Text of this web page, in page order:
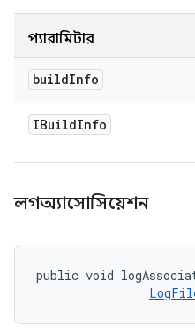
প্যারামিটার
buildInfo
IBuildInfo
লগঅ্যাসোসিয়েশন
public void